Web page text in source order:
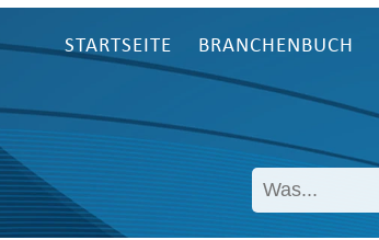
STARTSEITE BRANCHENBUCH